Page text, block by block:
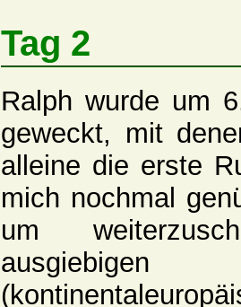
Tag 2
Ralph wurde um
geweckt, mit
alleine die erste
mich nochmal
um